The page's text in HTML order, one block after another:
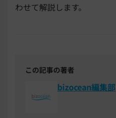
わせて解説します。
この記事の著者
bizocean編集部